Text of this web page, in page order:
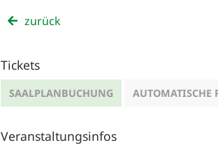
zurück
Tickets
SAALPLANBUCHUNG AUTOMATISCHE
Veranstaltungsinfos